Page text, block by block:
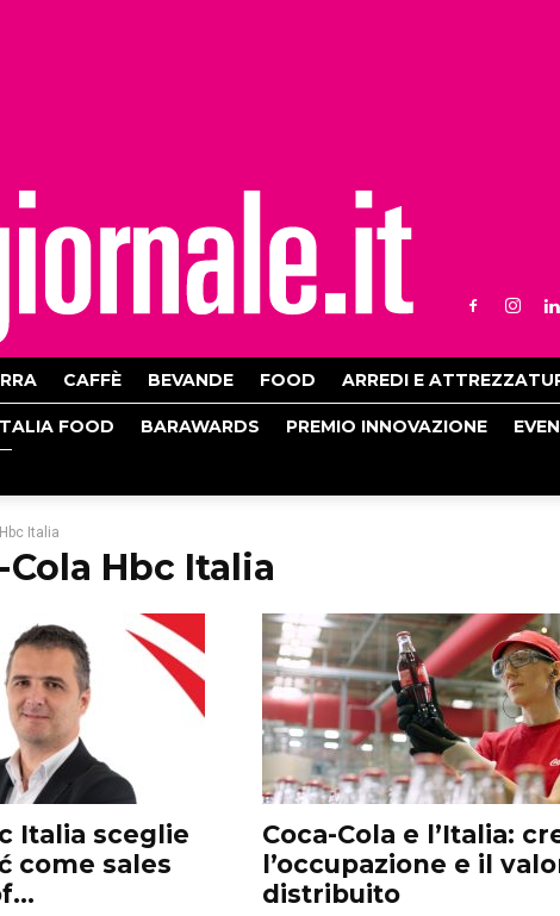
CAFFÈ BEVANDE FOOD ARREDI E
FOOD BARAWARDS PREMIO INNOVAZIONE
Italia
Cola Hbc Italia
Italia sceglie
come sales
Coca-Cola e l’Italia:
l’occupazione e il
distribuito